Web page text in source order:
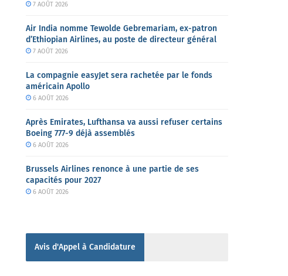
7 AOÛT 2026
Air India nomme Tewolde Gebremariam, ex-patron
d’Ethiopian Airlines, au poste de directeur général
7 AOÛT 2026
La compagnie easyJet sera rachetée par le fonds
américain Apollo
6 AOÛT 2026
Après Emirates, Lufthansa va aussi refuser certains
Boeing 777-9 déjà assemblés
6 AOÛT 2026
Brussels Airlines renonce à une partie de ses
capacités pour 2027
6 AOÛT 2026
Avis d'Appel à Candidature